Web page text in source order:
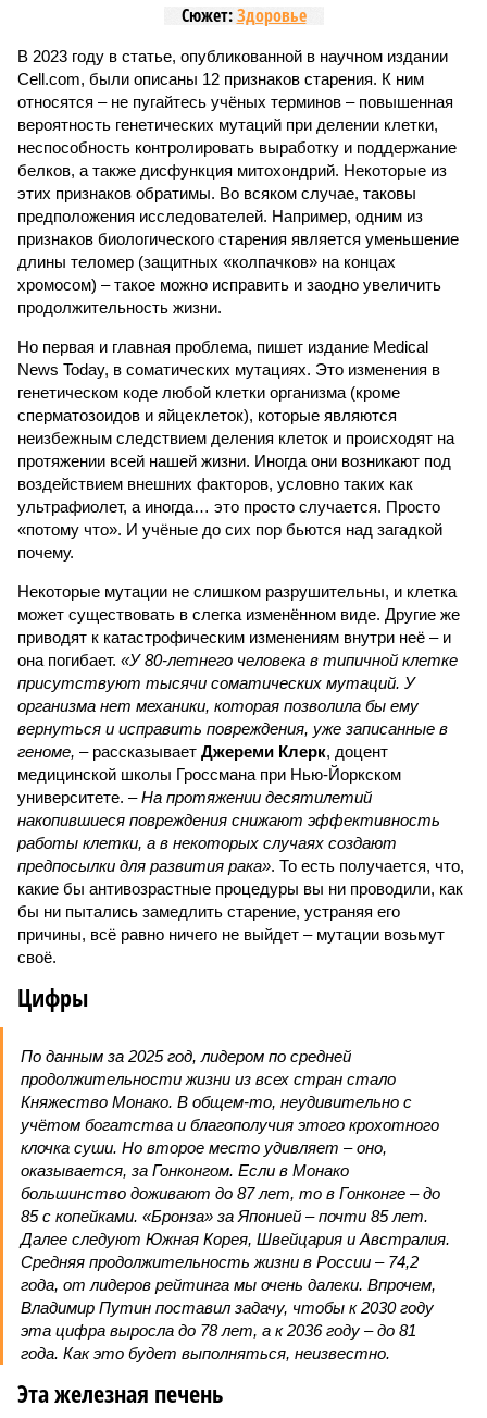
Сюжет:Здоровье
В 2023 году в статье, опубликованной в научном издании
Cell.com, были описаны 12 признаков старения. К ним
относятся – не пугайтесь учёных терминов – повышенная
вероятность генетических мутаций при делении клетки,
неспособность контролировать выработку и поддержание
белков, а также дисфункция митохондрий. Некоторые из
этих признаков обратимы. Во всяком случае, таковы
предположения исследователей. Например, одним из
признаков биологического старения является уменьшение
длины теломер (защитных «колпачков» на концах
хромосом) – такое можно исправить и заодно увеличить
продолжительность жизни.
Но первая и главная проблема, пишет издание Medical
News Today, в соматических мутациях. Это изменения в
генетическом коде любой клетки организма (кроме
сперматозоидов и яйцеклеток), которые являются
неизбежным следствием деления клеток и происходят на
протяжении всей нашей жизни. Иногда они возникают под
воздействием внешних факторов, условно таких как
ультрафиолет, а иногда… это просто случается. Просто
«потому что». И учёные до сих пор бьются над загадкой
почему.
Некоторые мутации не слишком разрушительны, и клетка
может существовать в слегка изменённом виде. Другие же
приводят к катастрофическим изменениям внутри неё – и
она погибает. «У 80-летнего человека в типичной клетке
присутствуют тысячи соматических мутаций. У
организма нет механики, которая позволила бы ему
вернуться и исправить повреждения, уже записанные в
геноме, – рассказывает Джереми Клерк, доцент
медицинской школы Гроссмана при Нью-Йоркском
университете. – На протяжении десятилетий
накопившиеся повреждения снижают эффективность
работы клетки, а в некоторых случаях создают
предпосылки для развития рака». То есть получается, что,
какие бы антивозрастные процедуры вы ни проводили, как
бы ни пытались замедлить старение, устраняя его
причины, всё равно ничего не выйдет – мутации возьмут
своё.
Цифры
По данным за 2025 год, лидером по средней
продолжительности жизни из всех стран стало
Княжество Монако. В общем-то, неудивительно с
учётом богатства и благополучия этого крохотного
клочка суши. Но второе место удивляет – оно,
оказывается, за Гонконгом. Если в Монако
большинство доживают до 87 лет, то в Гонконге – до
85 с копейками. «Бронза» за Японией – почти 85 лет.
Далее следуют Южная Корея, Швейцария и Австралия.
Средняя продолжительность жизни в России – 74,2
года, от лидеров рейтинга мы очень далеки. Впрочем,
Владимир Путин поставил задачу, чтобы к 2030 году
эта цифра выросла до 78 лет, а к 2036 году – до 81
года. Как это будет выполняться, неизвестно.
Эта железная печень